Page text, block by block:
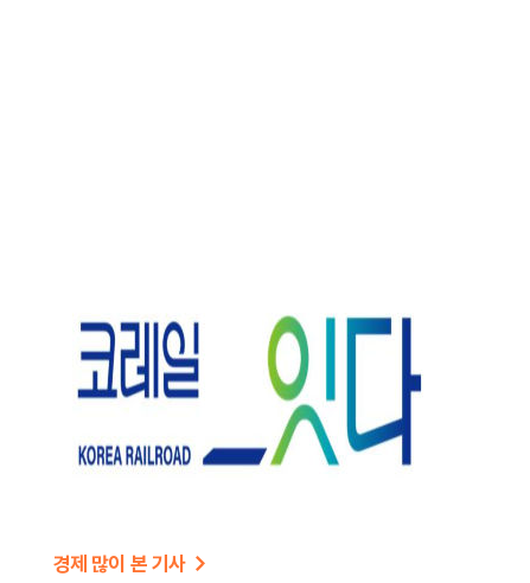
경제 많이 본 기사